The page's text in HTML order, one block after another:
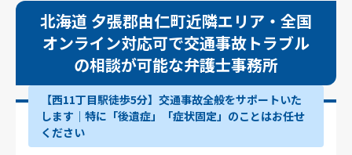
北海道 夕張郡由仁町近隣エリア・全国
オンライン対応可で交通事故トラブル
の相談が可能な弁護士事務所
【西11丁目駅徒歩5分】交通事故全般をサポートいた
します｜特に「後遺症」「症状固定」のことはお任せ
ください